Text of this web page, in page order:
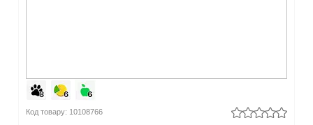
Код товару: 10108766